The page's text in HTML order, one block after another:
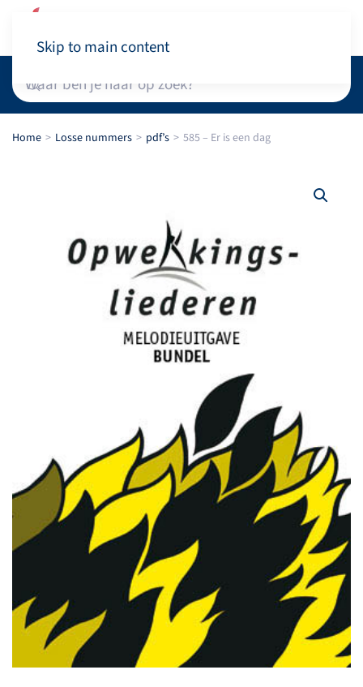
Skip to main content
Home Losse nummers pdf’s 585 – Er is een dag